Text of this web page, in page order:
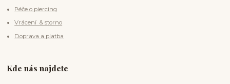
Péče o piercing
Vrácení & storno
Doprava a platba
Kde nás najdete